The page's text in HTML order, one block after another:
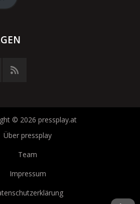
© 2026 pressplay.at
Über pressplay
Team
Impressum